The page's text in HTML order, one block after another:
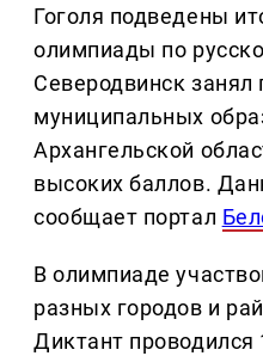
Гоголя подведены
олимпиады по
Северодвинск занял
муниципальных
Архангельской
высоких баллов.
сообщает портал
В олимпиаде
разных городов и
Диктант проводился